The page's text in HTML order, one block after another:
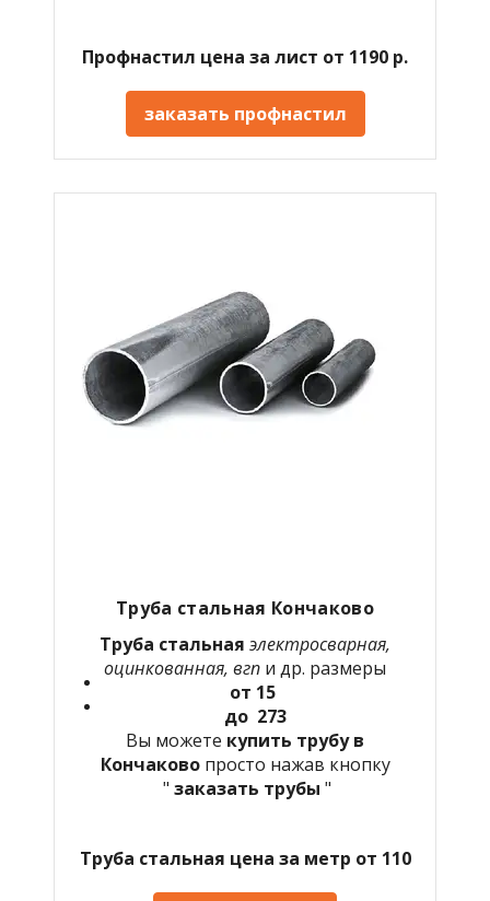
Профнастил цена за лист от 1190 р.
заказать профнастил
Труба стальная Кончаково
Труба стальная электросварная,
оцинкованная, вгп и др. размеры
от 15
до 273
Вы можете купить трубу в
Кончаково просто нажав кнопку
" заказать трубы "
Труба стальная цена за метр от 110